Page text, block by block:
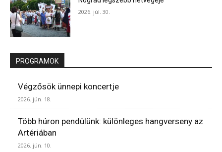
2026. júl. 30.
PROGRAMOK
Végzősök ünnepi koncertje
2026. jún. 18.
Több húron pendülünk: különleges hangverseny az
Artériában
2026. jún. 10.